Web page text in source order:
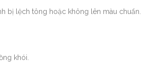
bị lệch tông hoặc không lên màu chuẩn.
khói.